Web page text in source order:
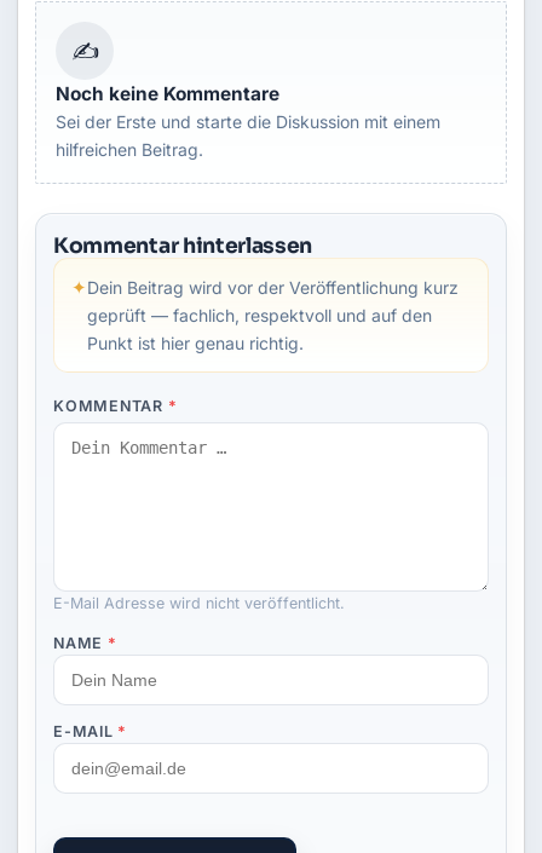
✍
Noch keine Kommentare
Sei der Erste und starte die Diskussion mit einem
hilfreichen Beitrag.
Kommentar hinterlassen
✦Dein Beitrag wird vor der Veröffentlichung kurz
geprüft — fachlich, respektvoll und auf den
Punkt ist hier genau richtig.
KOMMENTAR *
E-Mail Adresse wird nicht veröffentlicht.
NAME *
E-MAIL *